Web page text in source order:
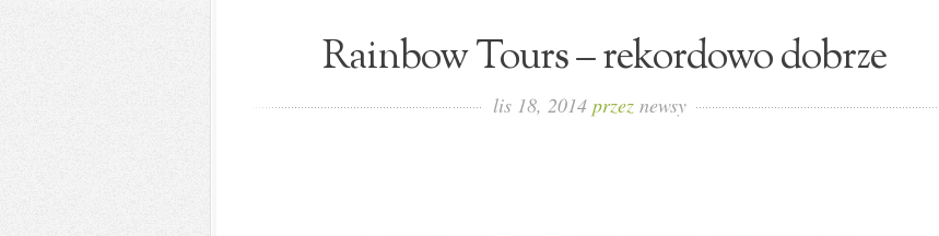
Rainbow Tours – rekordowo dobrze
lis 18, 2014 przez newsy